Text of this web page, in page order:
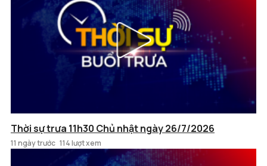
Thời sự trưa 11h30 Chủ nhật ngày 26/7/2026
11 ngày trước 114 lượt xem